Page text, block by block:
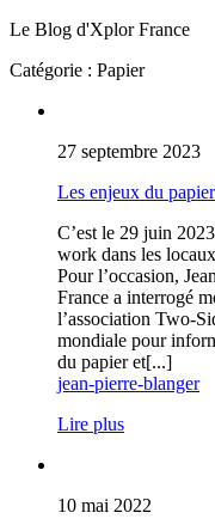
Le Blog d'Xplor France
Catégorie : Papier
27 septembre 2023
Les enjeux du
C’est le 29 juin
work dans les
Pour l’occasion,
France a interrogé
l’association Two-
mondiale pour
du papier et[...]
jean-pierre-blanger
Lire plus
10 mai 2022